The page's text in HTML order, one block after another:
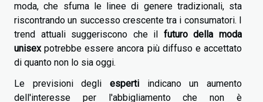
moda, che sfuma le linee di genere tradizionali, sta
riscontrando un successo crescente tra i consumatori. I
trend attuali suggeriscono che il futuro della moda
unisexpotrebbe essere ancora più diffuso e accettato
di quanto non lo sia oggi.
Le previsioni degli esperti indicano un aumento
dell'interesse per l'abbigliamento che non è